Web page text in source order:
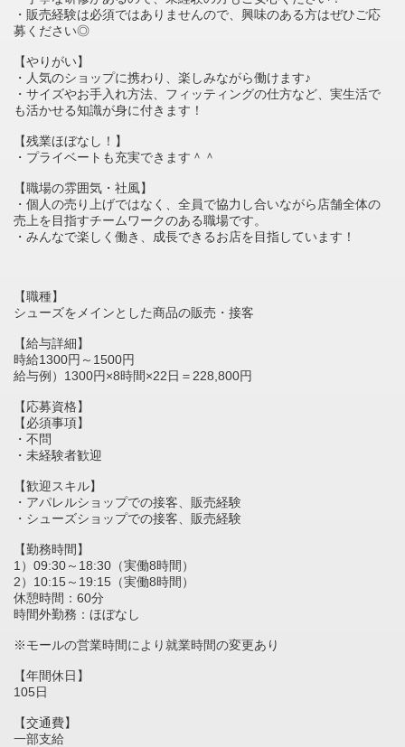
・販売経験は必須ではありませんので、興味のある方はぜひご応
募ください◎
【やりがい】
・人気のショップに携わり、楽しみながら働けます♪
・サイズやお手入れ方法、フィッティングの仕方など、実生活で
も活かせる知識が身に付きます！
【残業ほぼなし！】
・プライベートも充実できます＾＾
【職場の雰囲気・社風】
・個人の売り上げではなく、全員で協力し合いながら店舗全体の
売上を目指すチームワークのある職場です。
・みんなで楽しく働き、成長できるお店を目指しています！
【職種】
シューズをメインとした商品の販売・接客
【給与詳細】
時給1300円～1500円
給与例）1300円×8時間×22日＝228,800円
【応募資格】
【必須事項】
・不問
・未経験者歓迎
【歓迎スキル】
・アパレルショップでの接客、販売経験
・シューズショップでの接客、販売経験
【勤務時間】
1）09:30～18:30（実働8時間）
2）10:15～19:15（実働8時間）
休憩時間：60分
時間外勤務：ほぼなし
※モールの営業時間により就業時間の変更あり
【年間休日】
105日
【交通費】
一部支給